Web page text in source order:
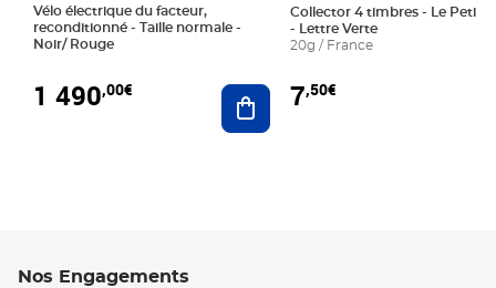
Vélo électrique du facteur,
reconditionné - Taille normale -
Noir/ Rouge
1 490,00€ Ajouter au panier
Collector 4 timbres - Le Petit
- Lettre Verte
20g / France
7,50€
Nos Engagements